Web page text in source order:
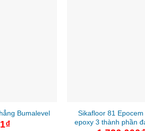
Bumalevel
1₫
Sikafloor 81
epoxy 3 thành phần